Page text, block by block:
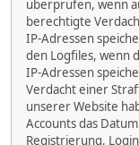
überprüfen, wenn
berechtigte
IP-Adressen
den Logfiles, wenn
IP-Adressen
Verdacht einer
unserer Website
Accounts das
Registrierung,